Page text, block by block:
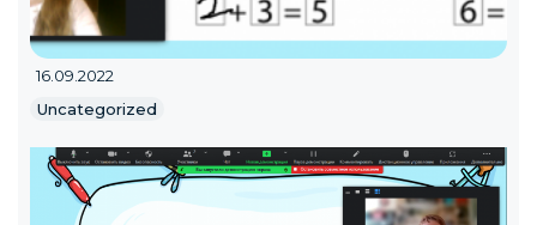
16.09.2022
Uncategorized